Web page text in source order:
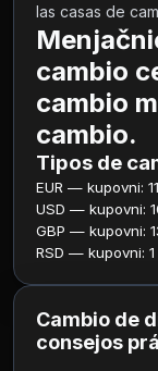
las casas de
cambio
cambio
cambio.
Tipos de
EUR — kupovni:
USD — kupovni:
GBP — kupovni:
RSD — kupovni: 1
Cambio de
consejos